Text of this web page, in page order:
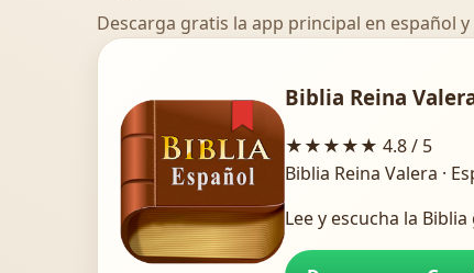
Descarga gratis la app principal en español
Biblia Reina
★★★★★ 4.8 / 5
Biblia Reina Valera ·
Lee y escucha la